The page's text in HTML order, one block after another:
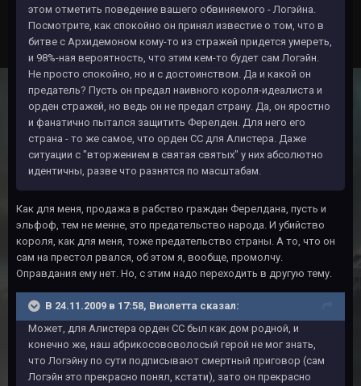
этом отметить поведение вашего обвиняемого - Логэйна.
Посмотрите, как спокойно он принял известие о том, что в
битве с Архидемоном кому-то из стражей придется умереть,
и 98%-ная вероятность, что этим кем-то будет сам Логэйн.
Не просто спокойно, но и с достоинством. Да и какой он
предатель? Пусть он предал наивного короля-идеалиста и
орден стражей, но ведь он не предал страну. Да, он яростно
и фанатично пытался защитить Ферелден. Для него его
страна - то же самое, что орден СС для Алистера. Даже
ситуации с "вторжением в святая святых" у них абсолютно
идентичны, разве что разнятся по масштабам.
Как для меня, продажа в рабство граждан Ферелдана, пусть и
эльфоф, тем не менне, это предательство народа. И убийство
короля, как для меня, тоже предательство страны. А то, что он
сам на престол рвался, об этом я, вообще, промолчу.
Оправдания ему нет. Но, с этим надо переходить в другую тему.
В 24.11.2009 в 17:58, Виолетта сказал:
Может, для Алистера орден СС был как дом родной, и
конечно же, наш абрикосововолосый герой не мог знать,
что Логэйну по сути подписывают смертный приговор (сам
Логэйн это прекрасно понял, кстати), зато он прекрасно